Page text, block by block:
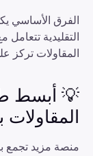
الفرق الأساسي
التقليدية
المقاولات تركز
💡 أبسط
المقاولات
منصة مزيد تجمع